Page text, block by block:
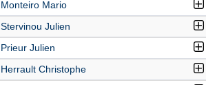
Monteiro Mario
Stervinou Julien
Prieur Julien
Herrault Christophe